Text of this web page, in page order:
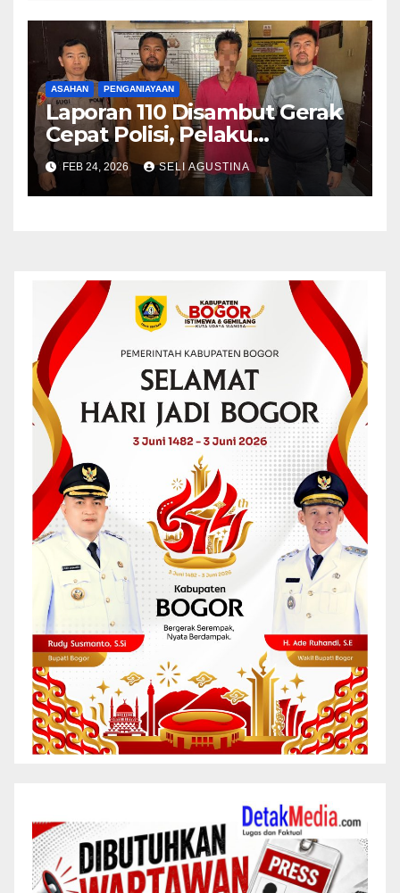
ASAHAN PENGANIAYAAN
Laporan 110 Disambut Gerak
Cepat Polisi, Pelaku
Penganiayaan di Asahan
Diamankan Hitungan Jam
FEB 24, 2026 SELI AGUSTINA